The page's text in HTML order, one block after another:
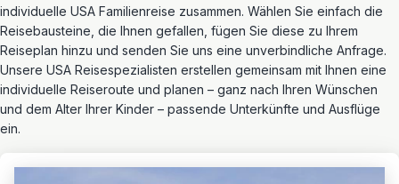
individuelle USA Familienreise zusammen. Wählen Sie einfach die
Reisebausteine, die Ihnen gefallen, fügen Sie diese zu Ihrem
Reiseplan hinzu und senden Sie uns eine unverbindliche Anfrage.
Unsere USA Reisespezialisten erstellen gemeinsam mit Ihnen eine
individuelle Reiseroute und planen – ganz nach Ihren Wünschen
und dem Alter Ihrer Kinder – passende Unterkünfte und Ausflüge
ein.